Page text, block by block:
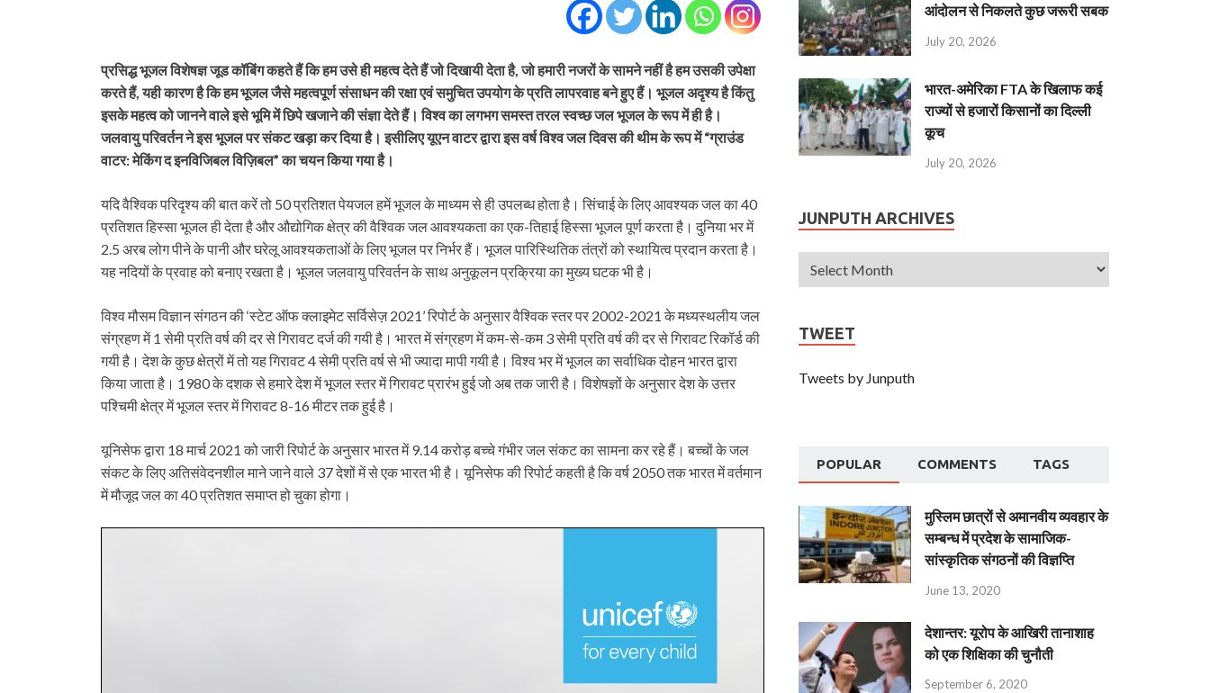
प्रसिद्ध भूजल विशेषज्ञ जूड कॉबिंग कहते हैं कि हम उसे ही महत्व देते हैं जो दिखायी देता है, जो हमारी नजरों के सामने नहीं है हम उसकी उपेक्षा
करते हैं, यही कारण है कि हम भूजल जैसे महत्वपूर्ण संसाधन की रक्षा एवं समुचित उपयोग के प्रति लापरवाह बने हुए हैं। भूजल अदृश्य है किंतु
इसके महत्व को जानने वाले इसे भूमि में छिपे खजाने की संज्ञा देते हैं। विश्व का लगभग समस्त तरल स्वच्छ जल भूजल के रूप में ही है।
जलवायु परिवर्तन ने इस भूजल पर संकट खड़ा कर दिया है। इसीलिए यूएन वाटर द्वारा इस वर्ष विश्व जल दिवस की थीम के रूप में “ग्राउंड
वाटर: मेकिंग द इनविजिबल विज़िबल” का चयन किया गया है।
यदि वैश्विक परिदृश्य की बात करें तो 50 प्रतिशत पेयजल हमें भूजल के माध्यम से ही उपलब्ध होता है। सिंचाई के लिए आवश्यक जल का 40
प्रतिशत हिस्सा भूजल ही देता है और औद्योगिक क्षेत्र की वैश्विक जल आवश्यकता का एक-तिहाई हिस्सा भूजल पूर्ण करता है। दुनिया भर में
2.5 अरब लोग पीने के पानी और घरेलू आवश्यकताओं के लिए भूजल पर निर्भर हैं। भूजल पारिस्थितिक तंत्रों को स्थायित्व प्रदान करता है।
यह नदियों के प्रवाह को बनाए रखता है। भूजल जलवायु परिवर्तन के साथ अनुकूलन प्रक्रिया का मुख्य घटक भी है।
विश्व मौसम विज्ञान संगठन की ‘स्टेट ऑफ क्लाइमेट सर्विसेज़ 2021’ रिपोर्ट के अनुसार वैश्विक स्तर पर 2002-2021 के मध्यस्थलीय जल
संग्रहण में 1 सेमी प्रति वर्ष की दर से गिरावट दर्ज की गयी है। भारत में संग्रहण में कम-से-कम 3 सेमी प्रति वर्ष की दर से गिरावट रिकॉर्ड की
गयी है। देश के कुछ क्षेत्रों में तो यह गिरावट 4 सेमी प्रति वर्ष से भी ज्यादा मापी गयी है। विश्व भर में भूजल का सर्वाधिक दोहन भारत द्वारा
किया जाता है। 1980 के दशक से हमारे देश में भूजल स्तर में गिरावट प्रारंभ हुई जो अब तक जारी है। विशेषज्ञों के अनुसार देश के उत्तर
पश्चिमी क्षेत्र में भूजल स्तर में गिरावट 8-16 मीटर तक हुई है।
यूनिसेफ द्वारा 18 मार्च 2021 को जारी रिपोर्ट के अनुसार भारत में 9.14 करोड़ बच्चे गंभीर जल संकट का सामना कर रहे हैं। बच्चों के जल
संकट के लिए अतिसंवेदनशील माने जाने वाले 37 देशों में से एक भारत भी है। यूनिसेफ की रिपोर्ट कहती है कि वर्ष 2050 तक भारत में वर्तमान
में मौजूद जल का 40 प्रतिशत समाप्त हो चुका होगा।
आंदोलन से निकलते कुछ जरूरी सबक
July 20, 2026
भारत-अमेरिका FTA के खिलाफ कई
राज्यों से हजारों किसानों का दिल्ली
कूच
July 20, 2026
JUNPUTH ARCHIVES
TWEET
Tweets by Junputh
POPULAR COMMENTS TAGS
मुस्लिम छात्रों से अमानवीय व्यवहार के
सम्बन्ध में प्रदेश के सामाजिक-
सांस्कृतिक संगठनों की विज्ञप्ति
June 13, 2020
देशान्‍तर: यूरोप के आखिरी तानाशाह
को एक शिक्षिका की चुनौती
September 6, 2020